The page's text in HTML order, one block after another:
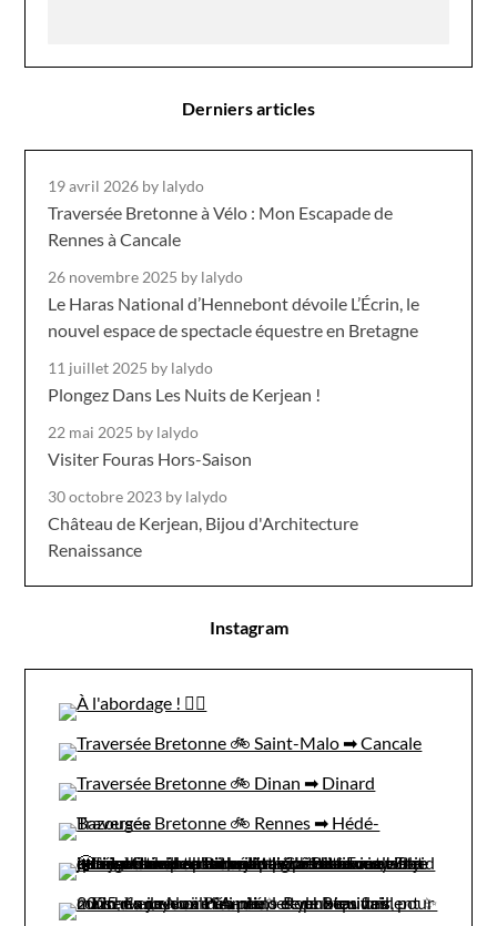
Derniers articles
19 avril 2026 by lalydo
Traversée Bretonne à Vélo : Mon Escapade de
Rennes à Cancale
26 novembre 2025 by lalydo
Le Haras National d’Hennebont dévoile L’Écrin, le
nouvel espace de spectacle équestre en Bretagne
11 juillet 2025 by lalydo
Plongez Dans Les Nuits de Kerjean !
22 mai 2025 by lalydo
Visiter Fouras Hors-Saison
30 octobre 2023 by lalydo
Château de Kerjean, Bijou d'Architecture
Renaissance
Instagram